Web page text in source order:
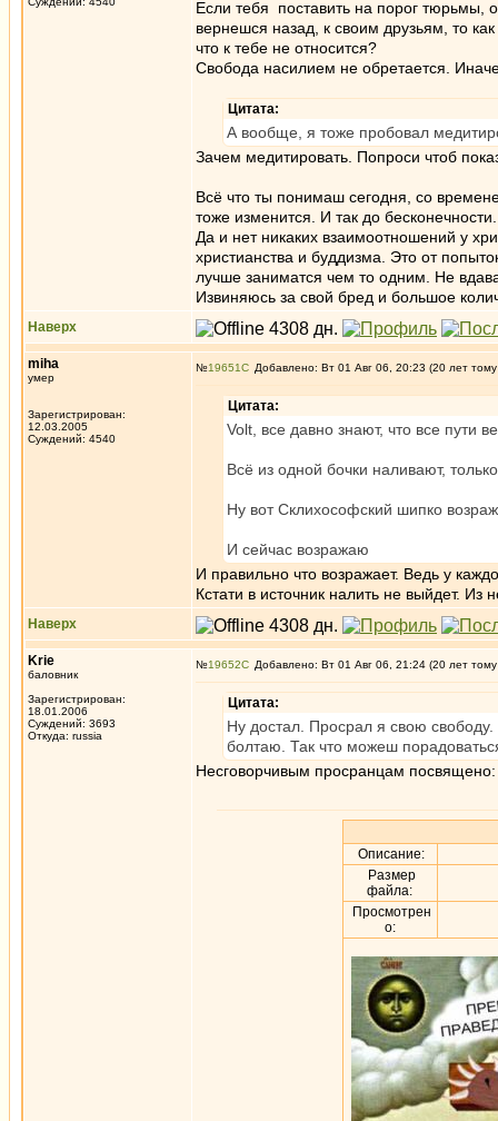
Если тебя поставить на порог тюрьмы,
вернешся назад, к своим друзьям, то
что к тебе не относится?
Свобода насилием не обретается.
Цитата:
А вообще, я тоже пробовал
Зачем медитировать. Попроси чтоб
Всё что ты понимаш сегодня, со
тоже изменится. И так до
Да и нет никаких взаимоотношений у
христианства и буддизма. Это от
лучше заниматся чем то одним. Не
Извиняюсь за свой бред и большое
Наверх
miha
умер
Зарегистрирован:
12.03.2005
Суждений: 4540
№19651 Добавлено: Вт 01 Авг 06, 20:23 (20 лет
Цитата:
Volt, все давно знают, что все пути
Всё из одной бочки наливают,
Ну вот Склихософский шипко
И сейчас возражаю
И правильно что возражает. Ведь у
Кстати в источник налить не выйдет. Из
Наверх
Krie
баловник
Зарегистрирован:
18.01.2006
Суждений: 3693
Откуда: russia
№19652 Добавлено: Вт 01 Авг 06, 21:24 (20 лет
Цитата:
Ну достал. Просрал я свою
болтаю. Так что можеш
Несговорчивым просранцам посвящено:
Описание:
Размер
файла:
Просмотрен
о: